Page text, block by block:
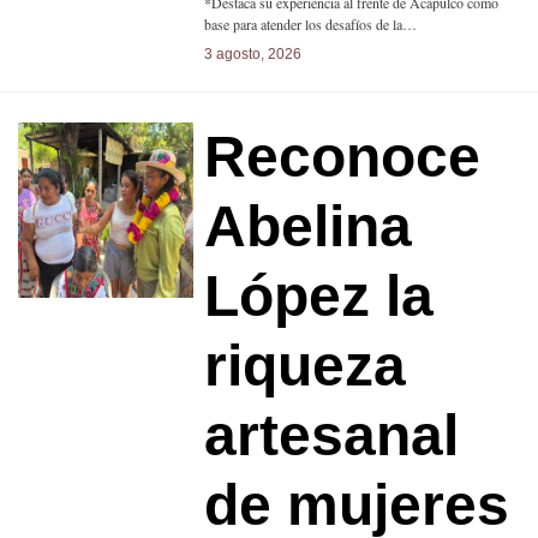
base para atender los desafíos de la…
3 agosto, 2026
Reconoce
Abelina
López la
riqueza
artesanal
de mujeres